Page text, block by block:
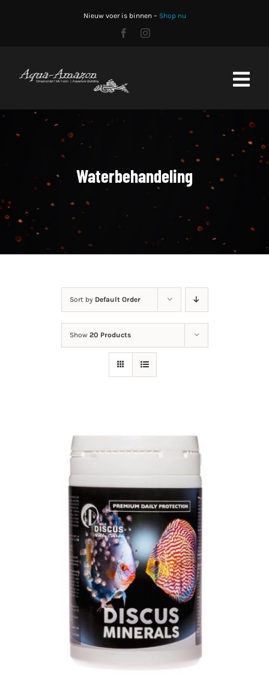
Nieuw voer is binnen – Shop nu
Stocklist
Aquariumbouw
CO2 fles vullen
Waterbehandeling
Sort by Default Order
Show 20 Products